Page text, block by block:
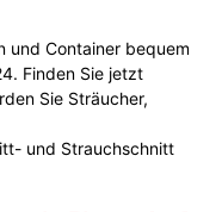
und Container bequem
Finden Sie jetzt
Sie Sträucher,
und Strauchschnitt